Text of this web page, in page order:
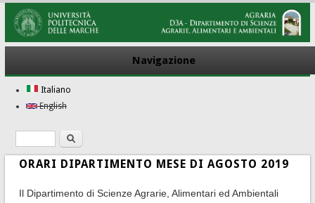
Navigazione
Italiano
English
Form di ricerca
Ricerca
ORARI DIPARTIMENTO MESE DI AGOSTO 2019
Il Dipartimento di Scienze Agrarie, Alimentari ed Ambientali